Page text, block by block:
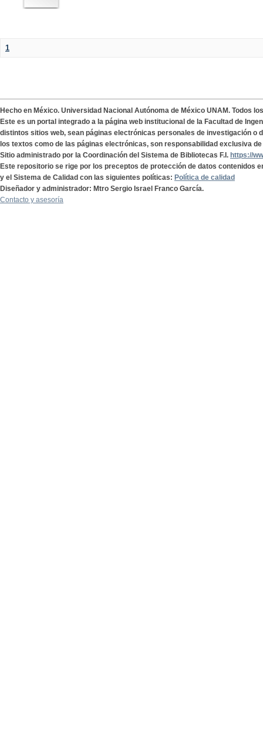
1
Hecho en México. Universidad Nacional Autónoma de México UNAM. Todos
Este es un portal integrado a la página web institucional de la Facultad de
distintos sitios web, sean páginas electrónicas personales de investigación o
los textos como de las páginas electrónicas, son responsabilidad exclusiva
Sitio administrado por la Coordinación del Sistema de Bibliotecas F.I. https://
Este repositorio se rige por los preceptos de protección de datos contenidos
y el Sistema de Calidad con las siguientes políticas: Política de calidad
Diseñador y administrador: Mtro Sergio Israel Franco García.
Contacto y asesoría